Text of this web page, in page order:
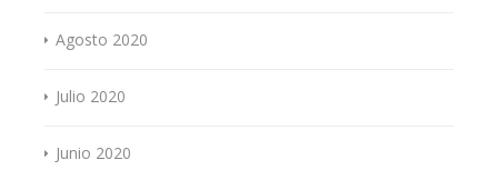
Agosto 2020
Julio 2020
Junio 2020